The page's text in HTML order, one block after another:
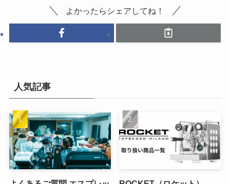
よかったらシェアしてね！
人気記事